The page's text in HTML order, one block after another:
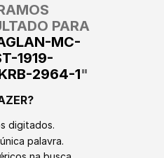
PARA
MC-
1919-
2964-1"
digitados.
palavra.